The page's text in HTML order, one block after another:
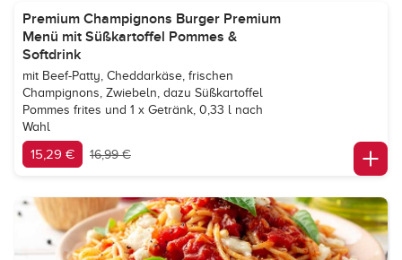
Premium Champignons Burger Premium
Menü mit Süßkartoffel Pommes &
Softdrink
mit Beef-Patty, Cheddarkäse, frischen
Champignons, Zwiebeln, dazu Süßkartoffel
Pommes frites und 1 x Getränk, 0,33 l nach
Wahl
15,29 € 16,99 €